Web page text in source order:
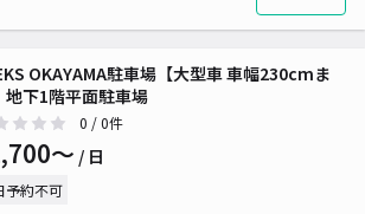
OKAYAMA駐車場【大型車 車幅230cmま
地下1階平面駐車場
0 / 0件
〜 / 日
予約不可